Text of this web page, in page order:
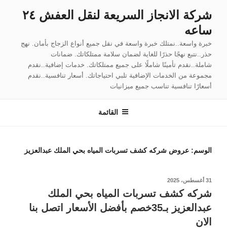
المحتوى
شركة الانجاز السريعة لنقل العفش ٢٤
ساعه
خبرة واسعة..نمتلك خبرة واسعة في نقل جميع أنواع الزجاج بأمان. نهج
حذر..نتبع نهجًا حذرًا للغاية لضمان سلامة ممتلكاتك. ضمانات
شاملة..نقدم تأمينًا شاملًا على جميع ممتلكاتك. خدمات إضافية..نقدم
مجموعة من الخدمات الإضافية تلبي احتياجاتك. أسعار تنافسية..نقدم
أسعارًا تنافسية تناسب جميع ميزانيات
القائمة
الوسم: عروض شركه كشف تسربات المياه بحي الملك عبدالعزيز
نُشر
31 أغسطس، 2025
شركه كشف تسربات المياه بحي الملك
عبدالعزيز بـ35خصم بأفضل الأسعار اتصل بنا
الان